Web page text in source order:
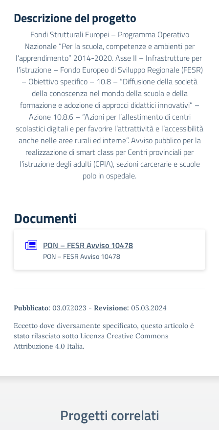
Descrizione del progetto
Fondi Strutturali Europei – Programma Operativo
Nazionale “Per la scuola, competenze e ambienti per
l’apprendimento” 2014-2020. Asse II – Infrastrutture per
l’istruzione – Fondo Europeo di Sviluppo Regionale (FESR)
– Obiettivo specifico – 10.8 – “Diffusione della società
della conoscenza nel mondo della scuola e della
formazione e adozione di approcci didattici innovativi” –
Azione 10.8.6 – “Azioni per l’allestimento di centri
scolastici digitali e per favorire l’attrattività e l’accessibilità
anche nelle aree rurali ed interne”. Avviso pubblico per la
realizzazione di smart class per Centri provinciali per
l’istruzione degli adulti (CPIA), sezioni carcerarie e scuole
polo in ospedale.
Documenti
PON – FESR Avviso 10478
PON – FESR Avviso 10478
Pubblicato: 03.07.2023 - Revisione: 05.03.2024
Eccetto dove diversamente specificato, questo articolo è
stato rilasciato sotto Licenza Creative Commons
Attribuzione 4.0 Italia.
Progetti correlati